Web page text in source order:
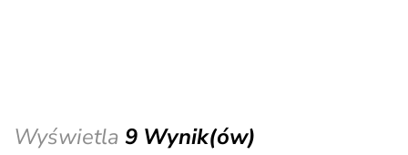
Wyświetla 9 Wynik(ów)